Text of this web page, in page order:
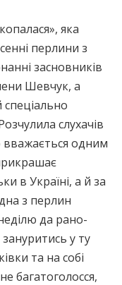
яка
перлини з
засновників
Шевчук, а
слухачів
вважається одним
в Україні, а й за
з перлин
да рано-
у ту
та на собі
багатоголосся,